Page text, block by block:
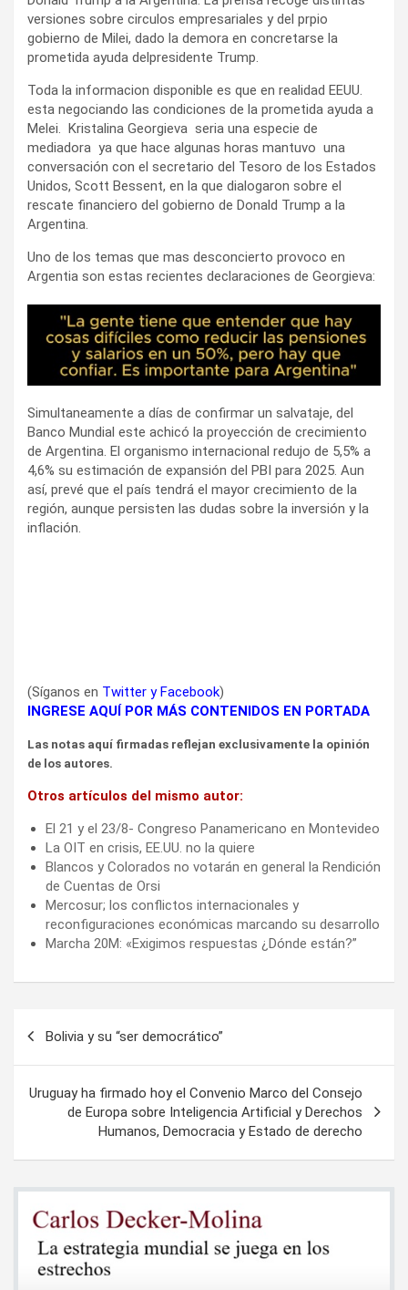
versiones sobre circulos empresariales y del prpio
gobierno de Milei, dado la demora en concretarse la
prometida ayuda delpresidente Trump.
Toda la informacion disponible es que en realidad EEUU.
esta negociando las condiciones de la prometida ayuda a
Melei. Kristalina Georgieva seria una especie de
mediadora ya que hace algunas horas mantuvo una
conversación con el secretario del Tesoro de los Estados
Unidos, Scott Bessent, en la que dialogaron sobre el
rescate financiero del gobierno de Donald Trump a la
Argentina.
Uno de los temas que mas desconcierto provoco en
Argentia son estas recientes declaraciones de Georgieva:
Simultaneamente a días de confirmar un salvataje, del
Banco Mundial este achicó la proyección de crecimiento
de Argentina. El organismo internacional redujo de 5,5% a
4,6% su estimación de expansión del PBI para 2025. Aun
así, prevé que el país tendrá el mayor crecimiento de la
región, aunque persisten las dudas sobre la inversión y la
inflación.
(Síganos en Twitter yFacebook)
INGRESE AQUÍ POR MÁS CONTENIDOS EN PORTADA
Las notas aquí firmadas reflejan exclusivamente la opinión
de los autores.
Otros artículos del mismo autor:
El 21 y el 23/8- Congreso Panamericano en Montevideo
La OIT en crisis, EE.UU. no la quiere
Blancos y Colorados no votarán en general la Rendición
de Cuentas de Orsi
Mercosur; los conflictos internacionales y
reconfiguraciones económicas marcando su desarrollo
Marcha 20M: «Exigimos respuestas ¿Dónde están?”
Bolivia y su “ser democrático”
Uruguay ha firmado hoy el Convenio Marco del Consejo
de Europa sobre Inteligencia Artificial y Derechos
Humanos, Democracia y Estado de derecho